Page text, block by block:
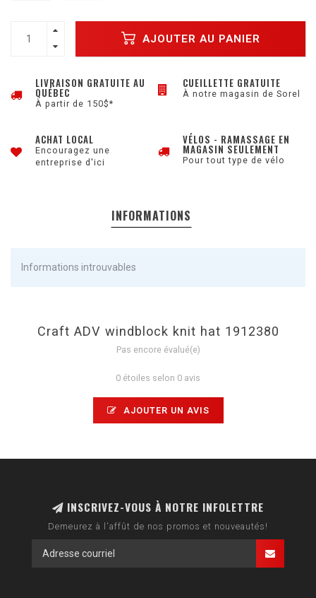
AJOUTER AU PANIER
LIVRAISON GRATUITE AU
QUÉBEC
À partir de 150$*
CUEILLETTE GRATUITE
À notre magasin de Sorel
ACHAT LOCAL
Encouragez une
entreprise d'ici
VÉLOS - RAMASSAGE EN
MAGASIN SEULEMENT
Pour tout type de vélo
INFORMATIONS
Informations introuvables
Craft ADV windblock knit hat 1912380
Pas encore évalué(e)
0 étoiles selon 0 avis
AJOUTER UN AVIS
INSCRIVEZ-VOUS À NOTRE INFOLETTRE
Demeurez à l'affût de nos promos et nouveautés!